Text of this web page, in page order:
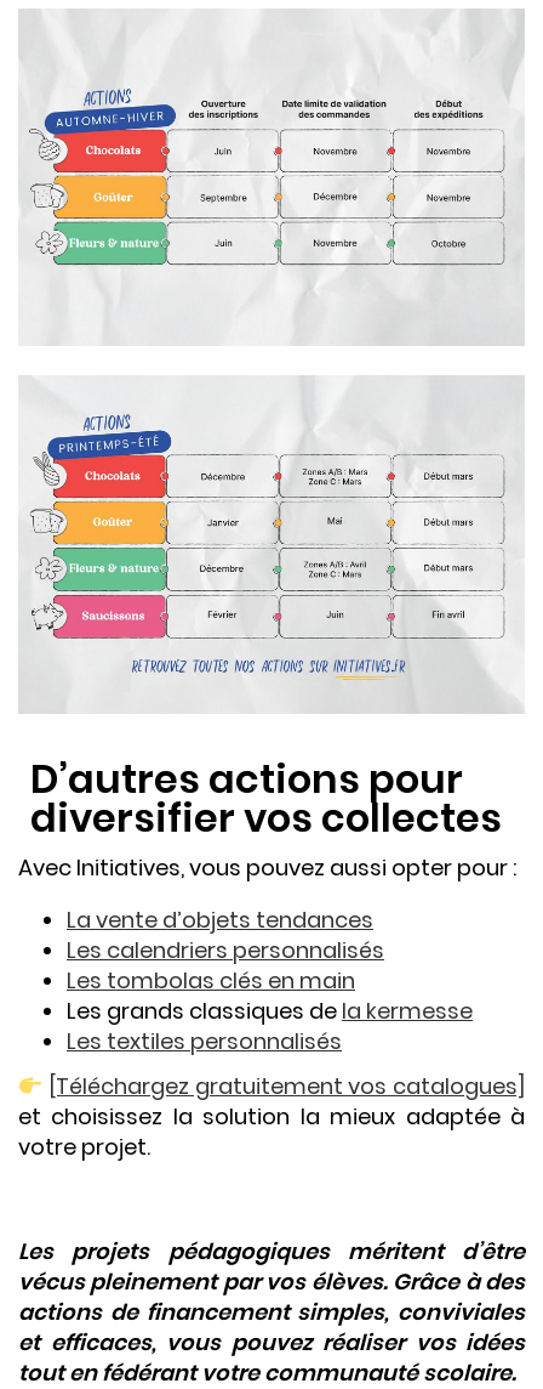
D’autres actions pour
diversifier vos collectes
Avec Initiatives, vous pouvez aussi opter pour :
La vente d’objets tendances
Les calendriers personnalisés
Les tombolas clés en main
Les grands classiques de la kermesse
Les textiles personnalisés
[Téléchargez gratuitement vos catalogues]
et choisissez la solution la mieux adaptée à
votre projet.
Les projets pédagogiques méritent d’être
vécus pleinement par vos élèves. Grâce à des
actions de financement simples, conviviales
et efficaces, vous pouvez réaliser vos idées
tout en fédérant votre communauté scolaire.